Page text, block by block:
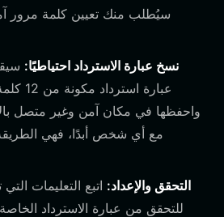
سيُطلب منك تعيين كلمة مرور
نسخ عبارة الاسترداد احتياطيًا:
عبارة
واحفظها في مكان آمن وغير متصل
مع أي شخص أبدًا، فهي الطريقة
التحقق والإعداد: اتبع التعليمات
للتحقق من عبارة الاسترداد